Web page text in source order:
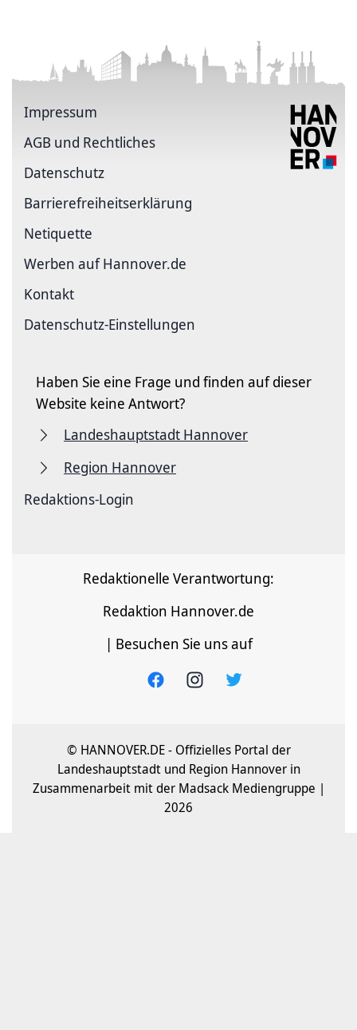
Impressum
AGB und Rechtliches
Datenschutz
Barriere­freiheits­erklärung
Netiquette
Werben auf Hannover.de
Kontakt
Datenschutz-Einstellungen
Haben Sie eine Frage und finden auf dieser
Website keine Antwort?
Landeshauptstadt Hannover
Region Hannover
Redaktions-Login
Redaktionelle Verantwortung:
Redaktion Hannover.de
| Besuchen Sie uns auf
© HANNOVER.DE - Offizielles Portal der
Landeshauptstadt und Region Hannover in
Zusammenarbeit mit der Madsack Mediengruppe |
2026